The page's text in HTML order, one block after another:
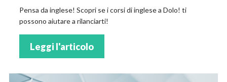
Pensa da inglese! Scopri se i corsi di inglese a Dolo! ti
possono aiutare a rilanciarti!
Leggi l'articolo